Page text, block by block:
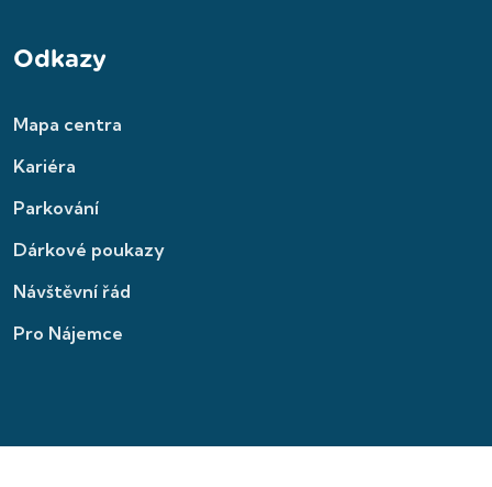
Odkazy
Mapa centra
Kariéra
Parkování
Dárkové poukazy
Návštěvní řád
Pro Nájemce